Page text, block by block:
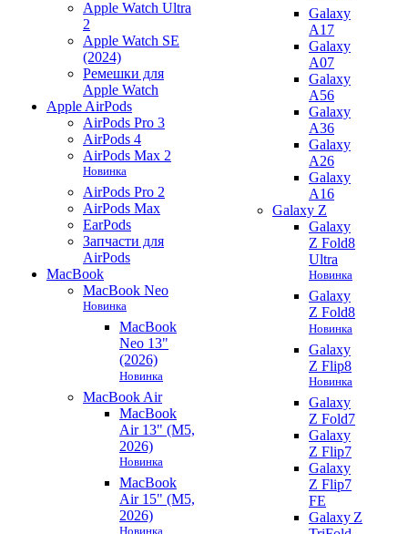
Apple Watch Ultra
2
Apple Watch SE
(2024)
Ремешки для
Apple Watch
Apple AirPods
AirPods Pro 3
AirPods 4
AirPods Max 2
Новинка
AirPods Pro 2
AirPods Max
EarPods
Запчасти для
AirPods
MacBook
MacBook Neo
Новинка
MacBook
Neo 13"
(2026)
Новинка
MacBook Air
MacBook
Air 13" (M5,
2026)
Новинка
MacBook
Air 15" (M5,
2026)
Новинка
Galaxy
A17
Galaxy
A07
Galaxy
A56
Galaxy
A36
Galaxy
A26
Galaxy
A16
Galaxy Z
Galaxy
Z Fold8
Ultra
Новинка
Galaxy
Z Fold8
Новинка
Galaxy
Z Flip8
Новинка
Galaxy
Z Fold7
Galaxy
Z Flip7
Galaxy
Z Flip7
FE
Galaxy Z